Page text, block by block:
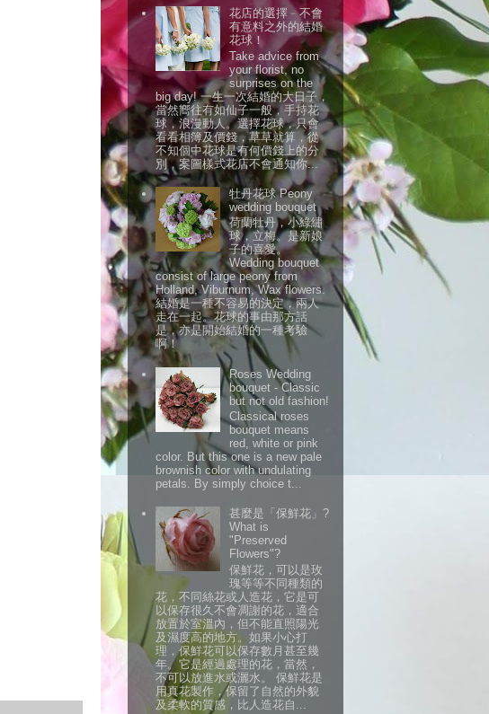
花店的選擇﹣不會
有意料之外的結婚
花球！
Take advice from
your florist, no
surprises on the
big day! 一生一次結婚的大日子，
當然嚮往有如仙子一般，手持花
球，浪漫動人。選擇花球，只會
看看相簿及價錢，草草就算，從
不知個中花球是有何價錢上的分
別，案圖樣式花店不會通知你...
牡丹花球 Peony
wedding bouquet
荷蘭牡丹，小綠繡
球，立梅。是新娘
子的喜愛。
Wedding bouquet
consist of large peony from
Holland, Viburnum, Wax flowers.
結婚是一種不容易的決定，兩人
走在一起。花球的事由那方話
是，亦是開始結婚的一種考驗
啊！
Roses Wedding
bouquet - Classic
but not old fashion!
Classical roses
bouquet means
red, white or pink
color. But this one is a new pale
brownish color with undulating
petals. By simply choice t...
甚麼是「保鮮花」?
What is
"Preserved
Flowers"?
保鮮花，可以是玫
瑰等等不同種類的
花，不同絲花或人造花，它是可
以保存很久不會凋謝的花，適合
放置於室溫內，但不能直照陽光
及濕度高的地方。如果小心打
理，保鮮花可以保存數月甚至幾
年。它是經過處理的花，當然，
不可以放進水或灑水。 保鮮花是
用真花製作，保留了自然的外貌
及柔軟的質感，比人造花自...